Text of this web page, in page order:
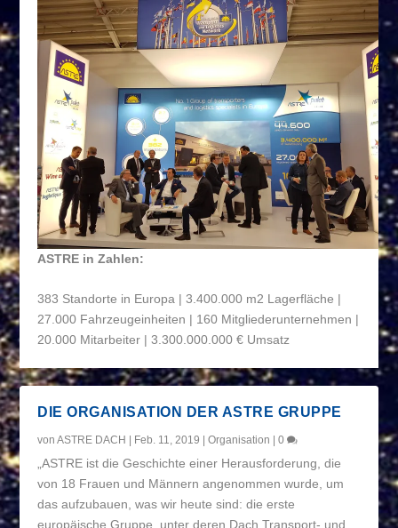
ASTRE in Zahlen:
383 Standorte in Europa | 3.400.000 m2 Lagerfläche |
27.000 Fahrzeugeinheiten | 160 Mitgliederunternehmen |
20.000 Mitarbeiter | 3.300.000.000 € Umsatz
DIE ORGANISATION DER ASTRE GRUPPE
vonASTRE DACH Feb. 11, 2019 |Organisation |0
„ASTRE ist die Geschichte einer Herausforderung, die
von 18 Frauen und Männern angenommen wurde, um
das aufzubauen, was wir heute sind: die erste
europäische Gruppe, unter deren Dach Transport- und